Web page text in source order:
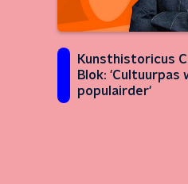
Kunsthistoricus
Blok:
populairder'